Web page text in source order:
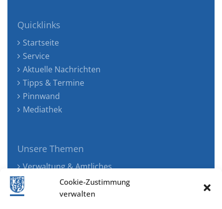
Cookie-Zustimmung
verwalten
Quicklinks
Startseite
Service
Aktuelle Nachrichten
Tipps & Termine
Pinnwand
Mediathek
Unsere Themen
Verwaltung & Amtliches
Jugend, Familie & Gesundheit
Tourismus, Freizeit & Ökologie